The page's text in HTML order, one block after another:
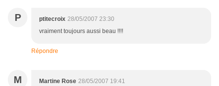
P ptitecroix 28/05/2007 23:30
vraiment toujours aussi beau !!!!
Répondre
M Martine Rose 28/05/2007 19:41